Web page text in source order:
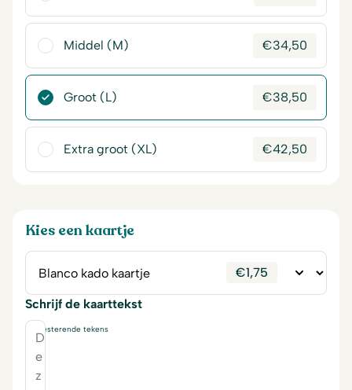
Middel (M) €34,50
Groot (L) €38,50
Extra groot (XL) €42,50
Kies een kaartje
€1,75
Schrijf de kaarttekst
resterende tekens